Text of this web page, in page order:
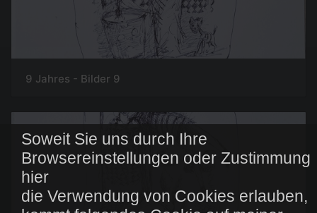
Soweit Sie uns durch Ihre
Browsereinstellungen oder Zustimmung
hier
die Verwendung von Cookies erlauben,
9 Jahres - Bilder 9